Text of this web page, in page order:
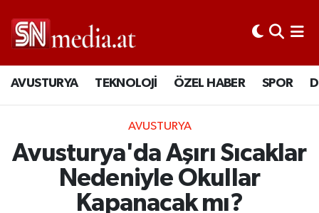
AVUSTURYA TEKNOLOJİ ÖZEL HABER SPOR
AVUSTURYA
Avusturya'da Aşırı Sıcaklar
Nedeniyle Okullar
Kapanacak mı?